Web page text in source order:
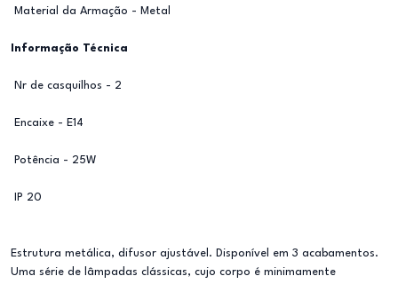
Material da Armação - Metal
Informação Técnica
Nr de casquilhos - 2
Encaixe - E14
Potência - 25W
IP 20
Estrutura metálica, difusor ajustável. Disponível em 3 acabamentos.
Uma série de lâmpadas clássicas, cujo corpo é minimamente